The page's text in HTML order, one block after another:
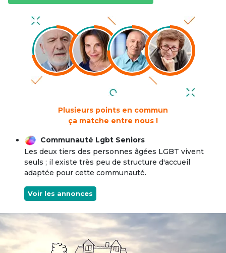
Plusieurs points en commun
ça matche entre nous !
Communauté Lgbt Seniors
Les deux tiers des personnes âgées LGBT vivent
seuls ; il existe très peu de structure d'accueil
adaptée pour cette communauté.
Voir les annonces